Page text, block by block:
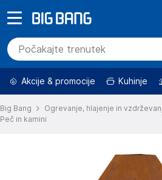
Akcije & promocije Kuhinje
Big Bang Ogrevanje, hlajenje in
Peč in kamini